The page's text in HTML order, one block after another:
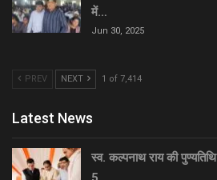
में…
Jun 30, 2025
PREV NEXT 1 of 7,414
Latest News
स्व. कल्पनाथ राय की